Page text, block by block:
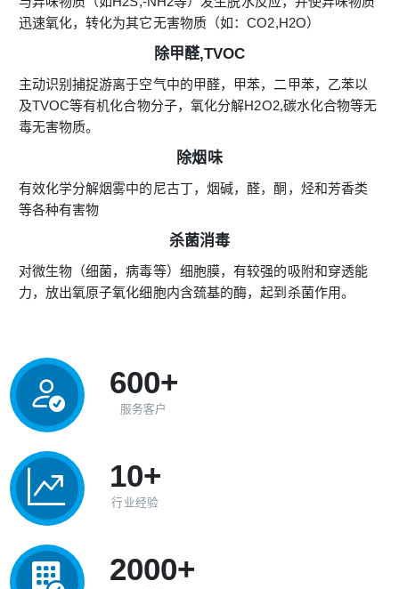
迅速氧化，转化为其它无害物质（如：CO2,H2O）
除甲醛,TVOC
主动识别捕捉游离于空气中的甲醛，甲苯，二甲苯，乙苯以
及TVOC等有机化合物分子，氧化分解H2O2,碳水化合物等无
毒无害物质。
除烟味
有效化学分解烟雾中的尼古丁，烟碱，醛，酮，烃和芳香类
等各种有害物
杀菌消毒
对微生物（细菌，病毒等）细胞膜，有较强的吸附和穿透能
力，放出氧原子氧化细胞内含巯基的酶，起到杀菌作用。
600+
服务客户
10+
行业经验
2000+